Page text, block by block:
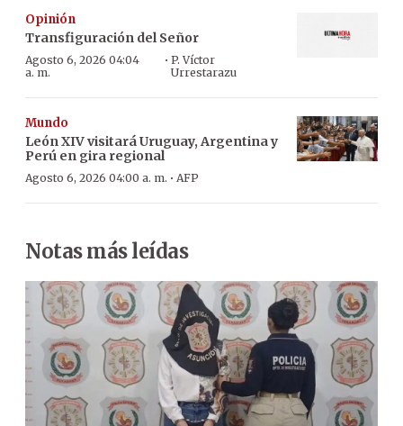
Opinión
Transfiguración del Señor
Agosto 6, 2026 04:04
a. m.
· P. Víctor
Urrestarazu
Mundo
León XIV visitará Uruguay, Argentina y
Perú en gira regional
Agosto 6, 2026 04:00 a. m. · AFP
Notas más leídas